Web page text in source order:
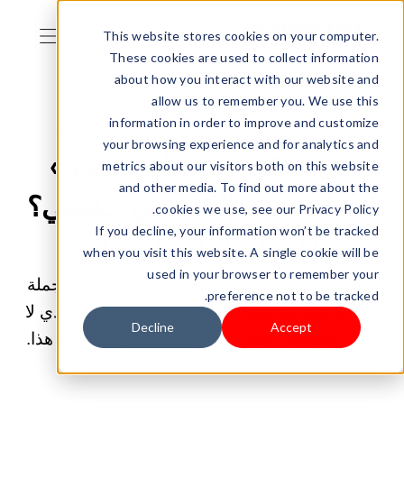
This website stores cookies on your computer.
These cookies are used to collect information
about how you interact with our website and
allow us to remember you. We use this
information in order to improve and customize
your browsing experience and for analytics and
metrics about our visitors both on this website
and other media. To find out more about the
cookies we use, see our Privacy Policy.
If you decline, your information won’t be tracked
when you visit this website. A single cookie will be
used in your browser to remember your
preference not to be tracked.
Accept
Decline
20/04/2026 09:00:02 ص | ابدأ عملك الخاص
هل يمكن لـ«جملة واحدة»
إنشاء متجر إلكتروني حقيقي؟
لقد قمنا باختبار ذلك
لقد اختبرنا إنشاء متجر للتجارة الإلكترونية من جملة
واحدة. إليك ما أنشأه الذكاء الاصطناعي، وما الذي لا
يزال يحتاج إلى عمل بشري، ومن الذي يصلح له هذا.